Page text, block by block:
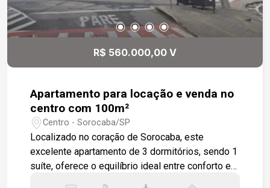
R$ 560.000,00 V
Apartamento para locação e venda no
centro com 100m²
Centro - Sorocaba/SP
Localizado no coração de Sorocaba, este
excelente apartamento de 3 dormitórios, sendo 1
suíte, oferece o equilíbrio ideal entre conforto e